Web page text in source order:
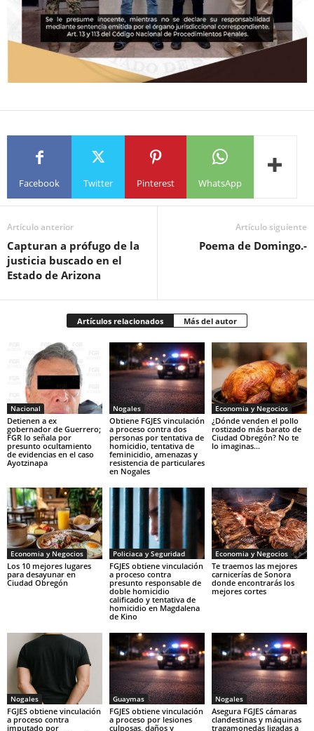
Facebook Twitter Pinterest WhatsApp
Artículo anterior
Capturan a prófugo de la
justicia buscado en el
Estado de Arizona
Artículo siguiente
Poema de Domingo.-
Artículos relacionados Más del autor
Nacional
Detienen a ex
gobernador de Guerrero;
FGR lo señala por
presunto ocultamiento
de evidencias en el caso
Ayotzinapa
Nogales
Obtiene FGJES vinculación
a proceso contra dos
personas por tentativa de
homicidio, tentativa de
feminicidio, amenazas y
resistencia de particulares
en Nogales
Economia y Negocios
¿Dónde venden el pollo
rostizado más barato de
Ciudad Obregón? No te
lo imaginas…
Economia y Negocios
Los 10 mejores lugares
para desayunar en
Ciudad Obregón
Policiaca y Seguridad
FGJES obtiene vinculación
a proceso contra
presunto responsable de
doble homicidio
calificado y tentativa de
homicidio en Magdalena
de Kino
Economia y Negocios
Te traemos las mejores
carnicerías de Sonora
donde encontrarás los
mejores cortes
Nogales
FGJES obtiene vinculación
a proceso contra
imputado por
Guaymas
FGJES obtiene vinculación
a proceso por lesiones
culposas, daños y
Nogales
Asegura FGJES cámaras
clandestinas y máquinas
tragamonedas ligadas a